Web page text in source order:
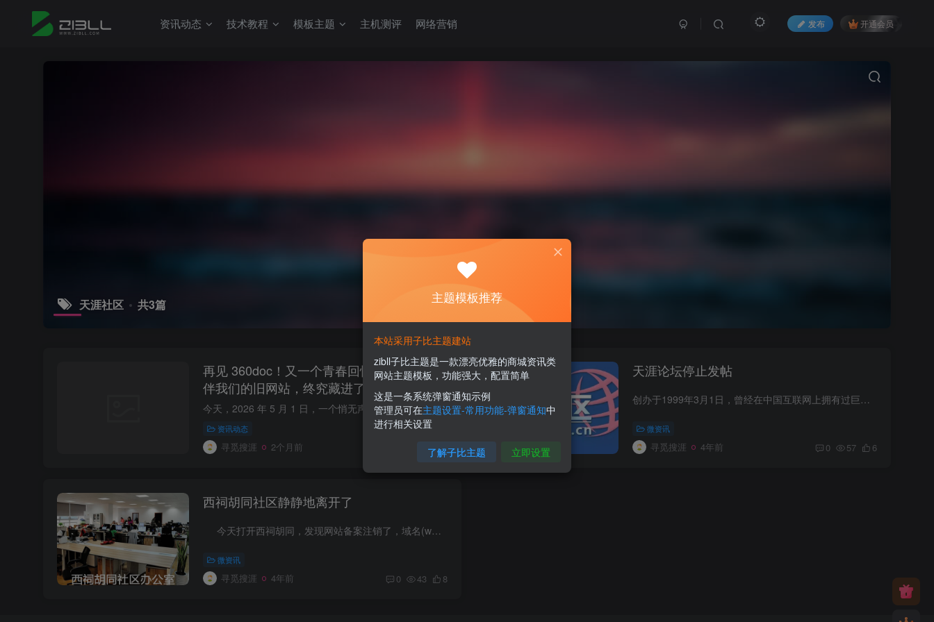
资讯动态 技术教程 模板主题 主机测评 网络营销 发布 开通会员
天涯社区 共3篇
再见 360doc！又一个青春回忆落幕，那些陪
伴我们的旧网站，终究藏进了时光里
今天，2026 年 5 月 1 日，一个悄无声息却让人莫名心酸的消息：360doc 正式关停。 如今已经无法正常访问网站页面，仅留存短暂的数据备份通道。点开熟悉的网址，再也看不到曾经密密麻麻的文档、...
资讯动态
寻觅搜涯 2个月前 10
天涯论坛停止发帖
创办于1999年3月1日，曾经在中国互联网上拥有过巨大影响力的天涯论坛，目前已经无法发帖，各个板块都冻结在了11月22日的18时。太可惜了啊，天涯论坛真的是很多8090后的青春。另外，天涯社区再被...
微资讯
寻觅搜涯 4年前 0 57 6
西祠胡同社区静静地离开了
今天打开西祠胡同，发现网站备案注销了，域名(www.xici.net)停止解析了，半年前1元转让股权的事也不了了之，西祠胡同就这样静悄悄的消失了，连一声告别都没有。（图为西祠胡同办公室）...
微资讯
寻觅搜涯 4年前 0 43 8
主题模板推荐
本站采用子比主题建站
zibll子比主题是一款漂亮优雅的商城资讯类
网站主题模板，功能强大，配置简单
这是一条系统弹窗通知示例
管理员可在主题设置-常用功能-弹窗通知中
进行相关设置
了解子比主题 立即设置